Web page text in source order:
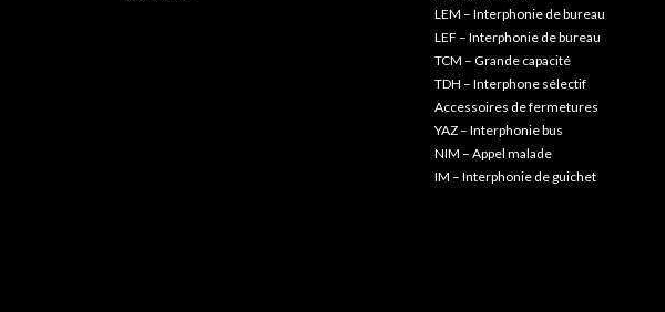
LEM – Interphonie de bureau
LEF – Interphonie de bureau
TCM – Grande capacité
TDH – Interphone sélectif
Accessoires de fermetures
YAZ – Interphonie bus
NIM – Appel malade
IM – Interphonie de guichet